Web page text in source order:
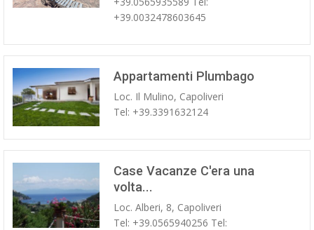
+39.0032478603645
Appartamenti Plumbago
Loc. Il Mulino, Capoliveri
Tel: +39.3391632124
Case Vacanze C'era una
volta...
Loc. Alberi, 8, Capoliveri
Tel: +39.0565940256 Tel: